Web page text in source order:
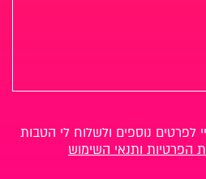
לפרטים נוספים ולשלוח לי הטבות
הפרטיות ותנאי השימוש